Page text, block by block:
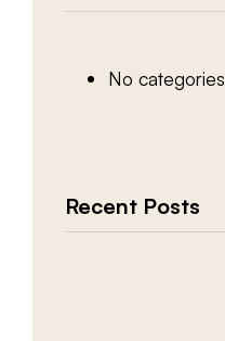
h
No categories
Recent Posts